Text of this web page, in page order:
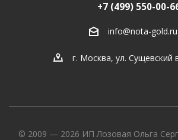
+7 (499) 550-00-
info@nota-gold.ru
г. Москва, ул. Сущевский
© 2009 — 2026 ИП Лозовая Ольга